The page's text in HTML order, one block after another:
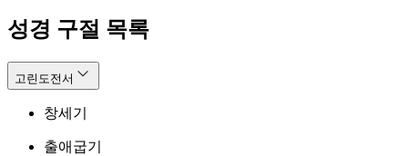
성경 구절 목록
고린도전서
창세기
출애굽기